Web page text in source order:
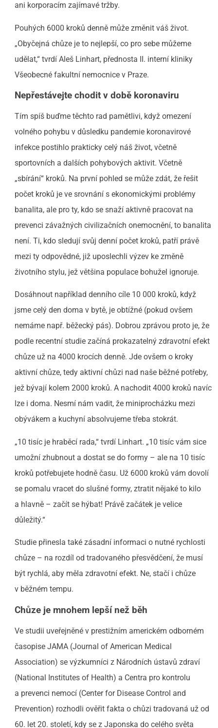
ani korporacím zajímavé tržby.
Pouhých 6000 kroků denně může změnit váš život.
„Obyčejná chůze je to nejlepší, co pro sebe můžeme
udělat,“ tvrdí Aleš Linhart, přednosta II. interní kliniky
Všeobecné fakultní nemocnice v Praze.
Nepřestávejte chodit v době koronaviru
Tím spíš buďme těchto rad pamětlivi, když omezení
volného pohybu v důsledku pandemie koronavirové
infekce postihlo prakticky celý náš život, včetně
sportovních a dalších pohybových aktivit. Včetně
„sbírání“ kroků. Na první pohled se může zdát, že řešit
počet kroků je ve srovnání s ekonomickými problémy
banalita, ale pro ty, kdo se snaží aktivně pracovat na
prevenci závažných civilizačních onemocnění, to banalita
není. Ti, kdo sledují svůj denní počet kroků, patří právě
mezi ty odpovědné, již uposlechli výzev ke změně
životního stylu, jež většina populace bohužel ignoruje.
Dosáhnout například denního cíle 10 000 kroků, když
jsme celý den doma v bytě, je obtížné (pokud ovšem
nemáme např. běžecký pás). Dobrou zprávou proto je, že
podle recentní studie začíná prokazatelný zdravotní efekt
chůze už na 4000 krocích denně. Jde ovšem o kroky
aktivní chůze, tedy aktivní chůzi nad naše běžné potřeby,
jež bývají kolem 2000 kroků. A nachodit 4000 kroků navíc
lze i doma. Nesmí nám vadit, že miniprocházku mezi
obývákem a kuchyní absolvujeme třeba stokrát.
„10 tisíc je hraběcí rada,“ tvrdí Linhart. „10 tisíc vám sice
umožní zhubnout a dostat se do formy – ale na 10 tisíc
kroků potřebujete hodně času. Už 6000 kroků vám dovolí
se pomalu vracet do slušné formy, ztratit nějaké to kilo
a hlavně – začít se hýbat! Právě začátek je velice
důležitý.“
Studie přinesla také zásadní informaci o nutné rychlosti
chůze – na rozdíl od tradovaného přesvědčení, že musí
být rychlá, aby měla zdravotní efekt. Ne, stačí i chůze
v běžném tempu.
Chůze je mnohem lepší než běh
Ve studii uveřejněné v prestižním americkém odborném
časopise JAMA (Journal of American Medical
Association) se výzkumníci z Národních ústavů zdraví
(National Institutes of Health) a Centra pro kontrolu
a prevenci nemocí (Center for Disease Control and
Prevention) rozhodli ověřit fakta o chůzi tradovaná už od
60. let 20. století, kdy se z Japonska do celého světa